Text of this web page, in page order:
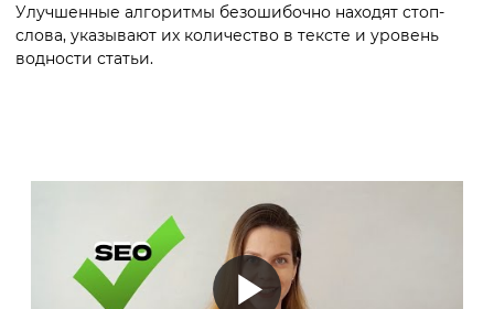
Улучшенные алгоритмы безошибочно находят стоп-
слова, указывают их количество в тексте и уровень
водности статьи.